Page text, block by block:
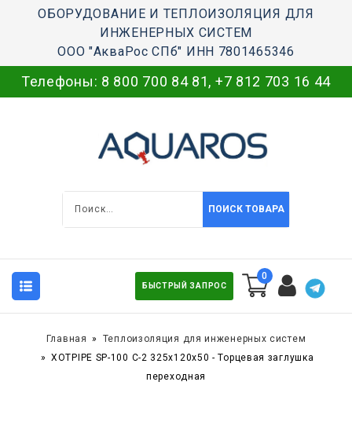
ОБОРУДОВАНИЕ И ТЕПЛОИЗОЛЯЦИЯ ДЛЯ
ИНЖЕНЕРНЫХ СИСТЕМ
ООО "АкваРос СПб" ИНН 7801465346
Телефоны: 8 800 700 84 81, +7 812 703 16 44
ПОИСК ТОВАРА
БЫСТРЫЙ ЗАПРОС
0
Главная
Теплоизоляция для инженерных систем
XOTPIPE SP-100 C-2 325x120x50 - Торцевая заглушка
переходная